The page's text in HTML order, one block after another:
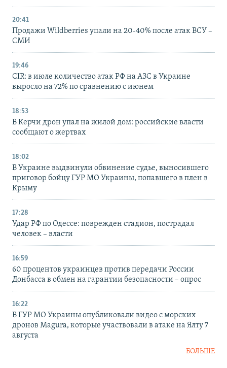
20:41
Продажи Wildberries упали на 20-40% после атак ВСУ –
СМИ
19:46
CIR: в июле количество атак РФ на АЗС в Украине
выросло на 72% по сравнению с июнем
18:53
В Керчи дрон упал на жилой дом: российские власти
сообщают о жертвах
18:02
В Украине выдвинули обвинение судье, выносившего
приговор бойцу ГУР МО Украины, попавшего в плен в
Крыму
17:28
Удар РФ по Одессе: поврежден стадион, пострадал
человек – власти
16:59
60 процентов украинцев против передачи России
Донбасса в обмен на гарантии безопасности – опрос
16:22
В ГУР МО Украины опубликовали видео с морских
дронов Magura, которые участвовали в атаке на Ялту 7
августа
БОЛЬШЕ